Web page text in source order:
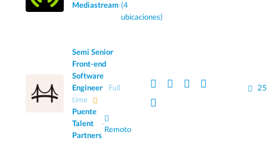
Mediastream·(4
ubicaciones)
Semi Senior
Front-end
Software
Engineer
Full
time
Puente
Talent
Partners
·
Remoto